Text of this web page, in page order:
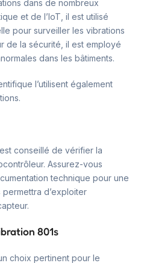
dans de nombreux
et de l’IoT, il est utilisé
pour surveiller les vibrations
de la sécurité, il est employé
dans les bâtiments.
l’utilisent également
conseillé de vérifier la
Assurez-vous
technique pour une
d’exploiter
801s
choix pertinent pour le